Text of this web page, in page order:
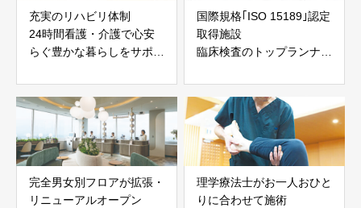
充実のリハビリ体制
24時間看護・介護で心安
らぐ豊かな暮らしをサポー
国際規格｢ISO 15189｣認定
取得施設
臨床検査のトップランナー
鑽
完全男女別フロアが拡張・
リニューアルオープン
理学療法士がお一人おひと
りに合わせて施術